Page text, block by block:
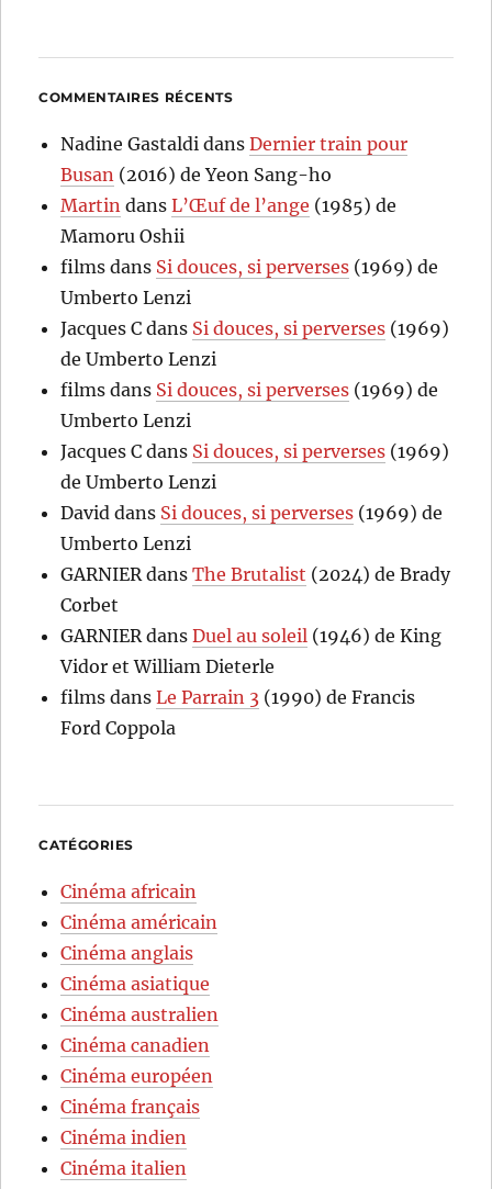
COMMENTAIRES RÉCENTS
Nadine Gastaldi dansDernier train pour
Busan (2016) de Yeon Sang-ho
Martin dansL’Œuf de l’ange (1985) de
Mamoru Oshii
films dans Si douces, si perverses (1969) de
Umberto Lenzi
Jacques C dans Si douces, si perverses (1969)
de Umberto Lenzi
films dans Si douces, si perverses (1969) de
Umberto Lenzi
Jacques C dans Si douces, si perverses (1969)
de Umberto Lenzi
David dans Si douces, si perverses (1969) de
Umberto Lenzi
GARNIER dansThe Brutalist (2024) de Brady
Corbet
GARNIER dansDuel au soleil (1946) de King
Vidor et William Dieterle
films dansLe Parrain 3 (1990) de Francis
Ford Coppola
CATÉGORIES
Cinéma africain
Cinéma américain
Cinéma anglais
Cinéma asiatique
Cinéma australien
Cinéma canadien
Cinéma européen
Cinéma français
Cinéma indien
Cinéma italien